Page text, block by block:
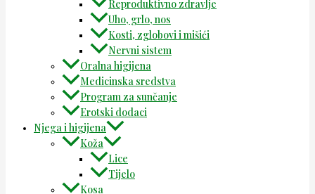
Reproduktivno zdravlje
Uho, grlo, nos
Kosti, zglobovi i mišići
Nervni sistem
Oralna higijena
Medicinska sredstva
Program za sunčanje
Erotski dodaci
Njega i higijena
Koža
Lice
Tijelo
Kosa